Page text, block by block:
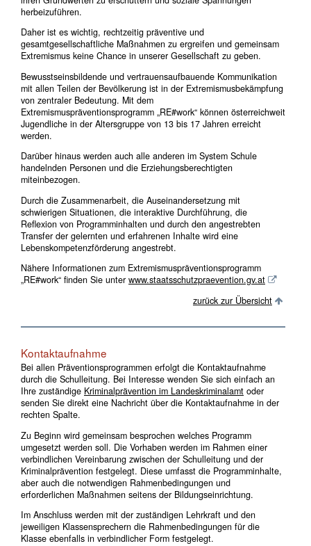
herbeizuführen.
Daher ist es wichtig, rechtzeitig präventive und
gesamtgesellschaftliche Maßnahmen zu ergreifen und gemeinsam
Extremismus keine Chance in unserer Gesellschaft zu geben.
Bewusstseinsbildende und vertrauensaufbauende Kommunikation
mit allen Teilen der Bevölkerung ist in der Extremismusbekämpfung
von zentraler Bedeutung. Mit dem
Extremismuspräventionsprogramm „RE#work“ können österreichweit
Jugendliche in der Altersgruppe von 13 bis 17 Jahren erreicht
werden.
Darüber hinaus werden auch alle anderen im System Schule
handelnden Personen und die Erziehungsberechtigten
miteinbezogen.
Durch die Zusammenarbeit, die Auseinandersetzung mit
schwierigen Situationen, die interaktive Durchführung, die
Reflexion von Programminhalten und durch den angestrebten
Transfer der gelernten und erfahrenen Inhalte wird eine
Lebenskompetenzförderung angestrebt.
Nähere Informationen zum Extremismuspräventionsprogramm
„RE#work“ finden Sie unter www.staatsschutzpraevention.gv.at
zurück zur Übersicht
Kontaktaufnahme
Bei allen Präventionsprogrammen erfolgt die Kontaktaufnahme
durch die Schulleitung. Bei Interesse wenden Sie sich einfach an
Ihre zuständige Kriminalprävention im Landeskriminalamt oder
senden Sie direkt eine Nachricht über die Kontaktaufnahme in der
rechten Spalte.
Zu Beginn wird gemeinsam besprochen welches Programm
umgesetzt werden soll. Die Vorhaben werden im Rahmen einer
verbindlichen Vereinbarung zwischen der Schulleitung und der
Kriminalprävention festgelegt. Diese umfasst die Programminhalte,
aber auch die notwendigen Rahmenbedingungen und
erforderlichen Maßnahmen seitens der Bildungseinrichtung.
Im Anschluss werden mit der zuständigen Lehrkraft und den
jeweiligen Klassensprechern die Rahmenbedingungen für die
Klasse ebenfalls in verbindlicher Form festgelegt.